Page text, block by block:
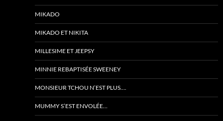
MIKADO
MIKADO ET NIKITA
MILLESIME ET JEEPSY
MINNIE REBAPTISÉE SWEENEY
MONSIEUR TCHOU N’EST PLUS….
MUMMY S’EST ENVOLÉE…